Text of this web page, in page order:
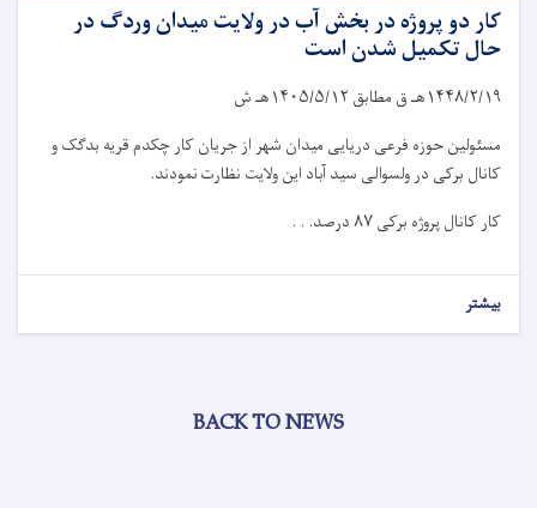
کار دو پروژه در بخش آب در ولایت میدان وردگ در
حال تکمیل شدن است
۱۴۴۸/۲/۱۹هـ ق مطابق ۱۴۰۵/۵/۱۲هـ ش
مسئولین حوزه فرعی دریایی میدان شهر از جریان کار چکدم قریه بدگک و
کانال برکی در ولسوالی سید آباد این ولایت نظارت نمودند.
کار کانال پروژه برکی۸۷درصد. . .
بیشتر
BACK TO NEWS